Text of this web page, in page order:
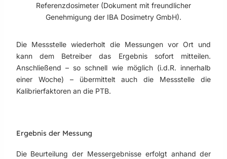
Referenzdosimeter (Dokument mit freundlicher
Genehmigung der IBA Dosimetry GmbH).
Die Messstelle wiederholt die Messungen vor Ort und
kann dem Betreiber das Ergebnis sofort mitteilen.
Anschließend – so schnell wie möglich (i.d.R. innerhalb
einer Woche) – übermittelt auch die Messstelle die
Kalibrierfaktoren an die PTB.
Ergebnis der Messung
Die Beurteilung der Messergebnisse erfolgt anhand der